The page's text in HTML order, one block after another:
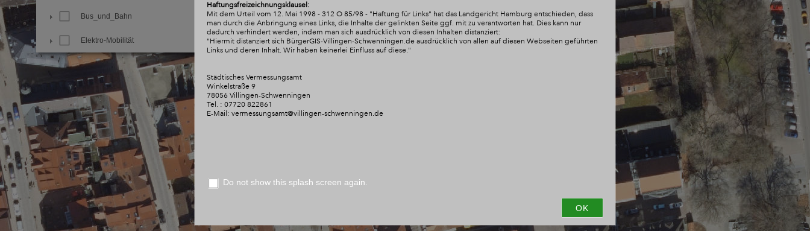
Vollsperrung Höhe Haus 2
Bauunternehmer : Z7 Bau GmbH
Bus_und_Bahn
Elektro-Mobilität
Familie_und_Soziales
Freie Notare
Freizeit und Sport
Friedhöfe und Krematorium
Geschichte und Natur
Gewerbe und Industrie
Informationen zur Stadt
Haftungsfreizeichnungsklausel:
Mit dem Urteil vom 12. Mai 1998 - 312 O 85/98 - "Haftung für Links" hat das Landgericht Hamburg entschieden, dass
man durch die Anbringung eines Links, die Inhalte der gelinkten Seite ggf. mit zu verantworten hat. Dies kann nur
dadurch verhindert werden, indem man sich ausdrücklich von diesen Inhalten distanziert:
"Hiermit distanziert sich BürgerGIS-Villingen-Schwenningen.de ausdrücklich von allen auf diesen Webseiten geführten
Links und deren Inhalt. Wirhaben keinerlei Einfluss auf diese."
Städtisches Vermessungsamt
Winkelstraße 9
78056 Villingen-Schwenningen
Tel. : 07720 822861
E-Mail: vermessungsamt@villingen-schwenningen.de
Do not show this splash screen again.
OK